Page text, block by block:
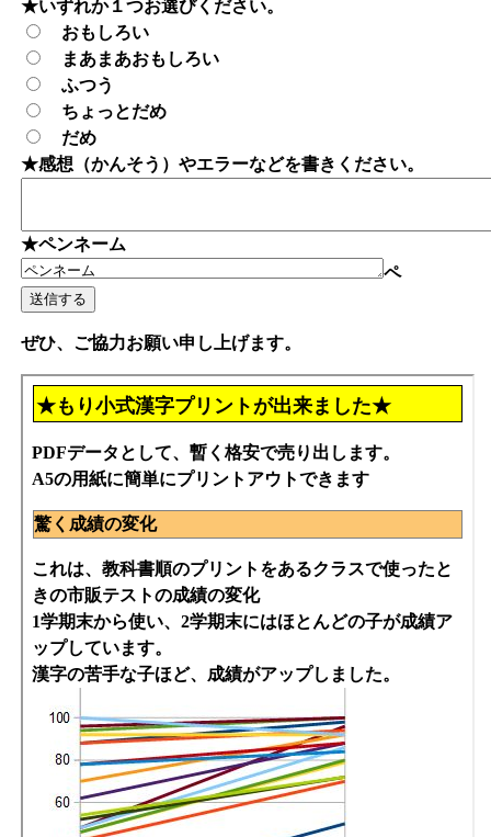
★いずれか１つお選びください。
おもしろい
まあまあおもしろい
ふつう
ちょっとだめ
だめ
★感想（かんそう）やエラーなどを書きください。
★ペンネーム
ペ
ぜひ、ご協力お願い申し上げます。